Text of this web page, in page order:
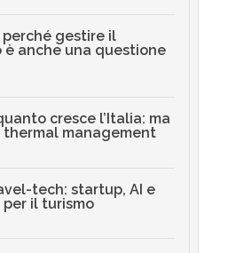
perché gestire il
è anche una questione
cresce l’Italia: ma
management
tech: startup, AI e
il turismo